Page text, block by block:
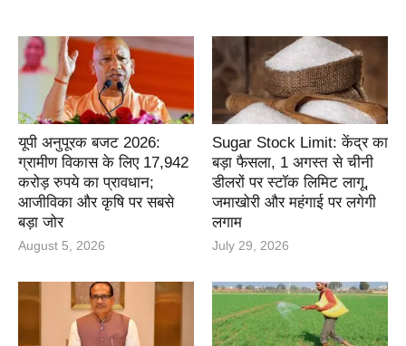
यूपी अनुपूरक बजट 2026:
ग्रामीण विकास के लिए 17,942
करोड़ रुपये का प्रावधान;
आजीविका और कृषि पर सबसे
बड़ा जोर
August 5, 2026
Sugar Stock Limit: केंद्र का
बड़ा फैसला, 1 अगस्त से चीनी
डीलरों पर स्टॉक लिमिट लागू,
जमाखोरी और महंगाई पर लगेगी
लगाम
July 29, 2026